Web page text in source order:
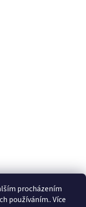
procházením
používáním.. Více